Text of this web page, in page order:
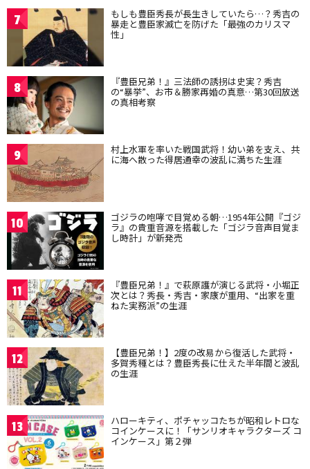
7 もしも豊臣秀長が長生きしていたら…？秀吉の
暴走と豊臣家滅亡を防げた「最強のカリスマ
性」
8 『豊臣兄弟！』三法師の誘拐は史実？秀吉
の“暴挙”、お市＆勝家再婚の真意…第30回放送
の真相考察
9 村上水軍を率いた戦国武将！幼い弟を支え、共
に海へ散った得居通幸の波乱に満ちた生涯
10 ゴジラの咆哮で目覚める朝…1954年公開『ゴジ
ラ』の貴重音源を搭載した「ゴジラ音声目覚ま
し時計」が新発売
11 『豊臣兄弟！』で萩原護が演じる武将・小堀正
次とは？秀長・秀吉・家康が重用、“出家を重
ねた実務派”の生涯
12 【豊臣兄弟！】2度の改易から復活した武将・
多賀秀種とは？豊臣秀長に仕えた半年間と波乱
の生涯
13 ハローキティ、ポチャッコたちが昭和レトロな
コインケースに！「サンリオキャラクターズ コ
インケース」第２弾